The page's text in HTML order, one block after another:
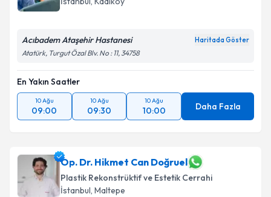
kapsamda işlenmesini kabul ediyorum.
Acıbadem Ataşehir Hastanesi Haritada Göster
Atatürk, Turgut Özal Blv. No : 11, 34758
En Yakın Saatler
10 Ağu
09:00
10 Ağu
09:30
10 Ağu
10:00 Daha Fazla
Op. Dr. Hikmet Can Doğruel
Plastik Rekonstrüktif ve Estetik Cerrahi
İstanbul, Maltepe